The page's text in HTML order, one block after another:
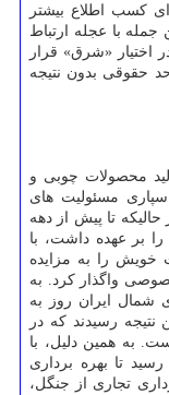
كسب اطلاع بیشتر
جمله با عجله ارتباط
اختیار «شرق» قرار
حقوقی بدون نتیجه
محصولات چوبی و
مسئولیت های
تا پیش از دهه
را بر عهده داشت، با
خویش را به مزایده
واگذار كرد. به
شمال ایران روز به
نتیجه رسیدند كه در
به همین دلیل، با
تا بهره برداری
تجاری از جنگل،